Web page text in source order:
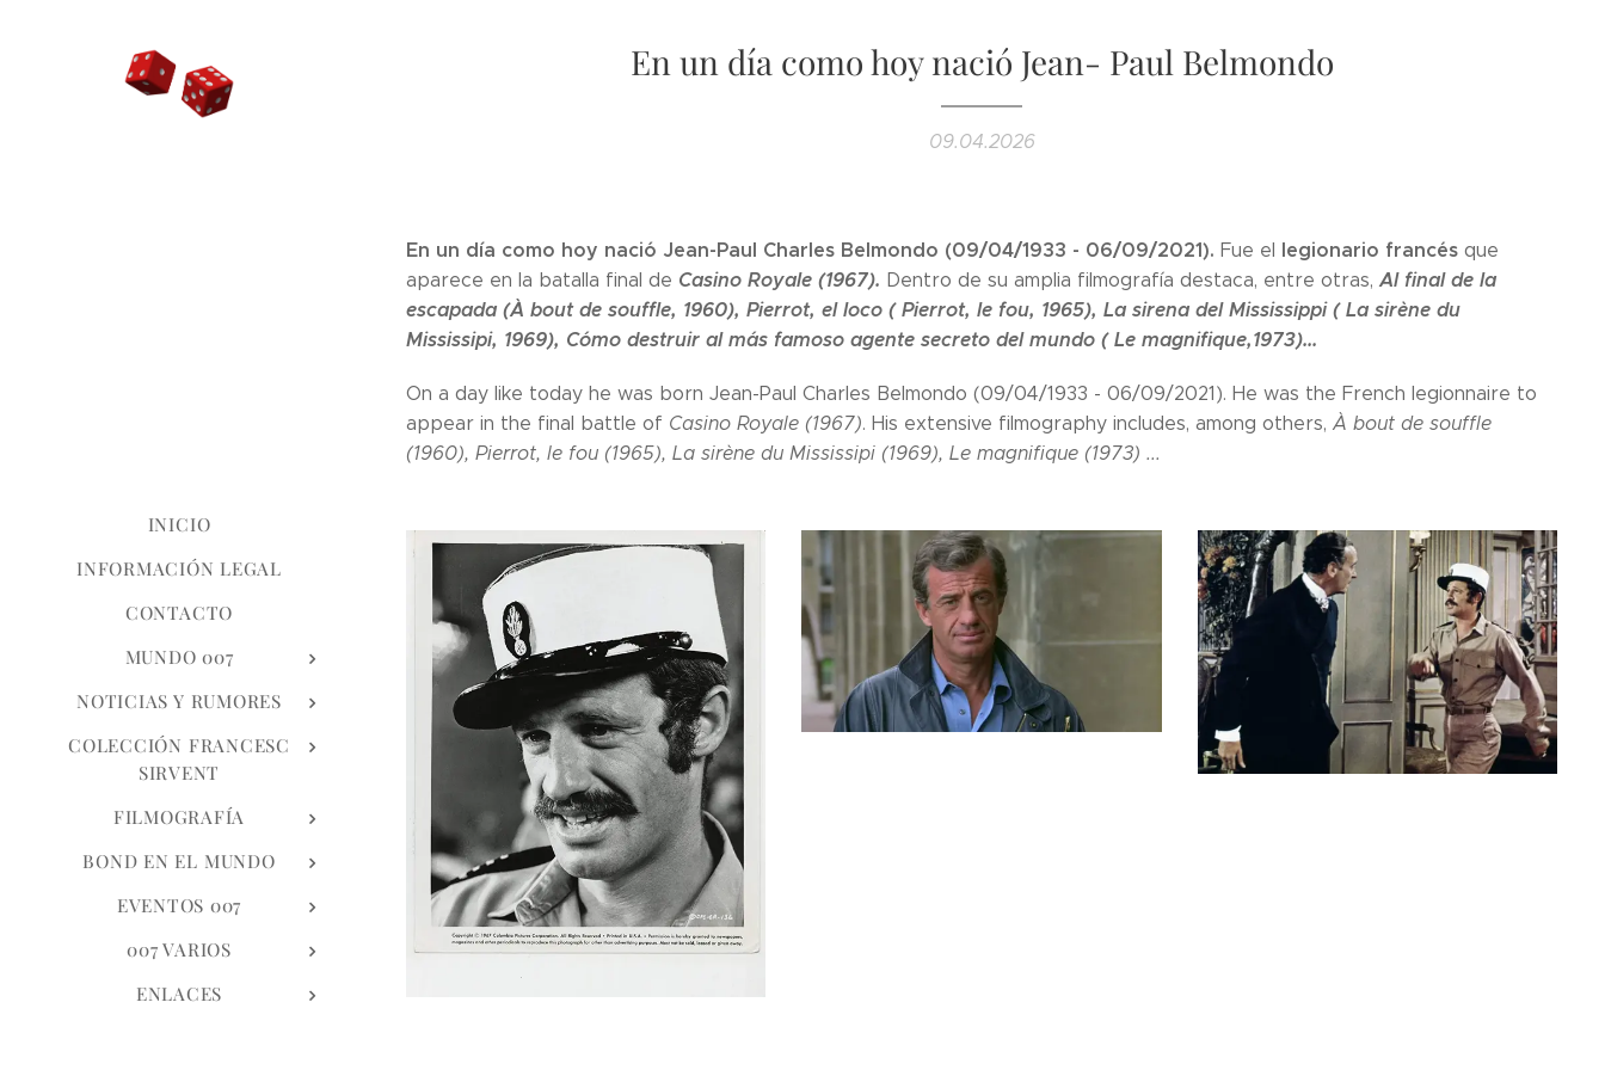
INICIO
INFORMACIÓN LEGAL
CONTACTO
MUNDO 007
NOTICIAS Y RUMORES
COLECCIÓN FRANCESC
SIRVENT
FILMOGRAFÍA
BOND EN EL MUNDO
EVENTOS 007
007 VARIOS
ENLACES
En un día como hoy nació Jean- Paul Belmondo
09.04.2026
En un día como hoy nació Jean-Paul Charles Belmondo (09/04/1933 - 06/09/2021). Fue el legionario francés que
aparece en la batalla final de Casino Royale (1967). Dentro de su amplia filmografía destaca, entre otras, Al final de la
escapada (À bout de souffle, 1960), Pierrot, el loco ( Pierrot, le fou, 1965), La sirena del Mississippi ( La sirène du
Mississipi, 1969), Cómo destruir al más famoso agente secreto del mundo ( Le magnifique,1973)...
On a day like today he was born Jean-Paul Charles Belmondo (09/04/1933 - 06/09/2021). He was the French legionnaire to
appear in the final battle of Casino Royale (1967). His extensive filmography includes, among others, À bout de souffle
(1960), Pierrot, le fou (1965), La sirène du Mississipi (1969), Le magnifique (1973) ...